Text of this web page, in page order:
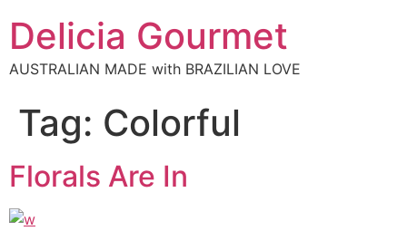
Delicia Gourmet
AUSTRALIAN MADE with BRAZILIAN LOVE
Tag: Colorful
Florals Are In